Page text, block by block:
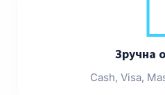
Зручна
Cash, Visa,